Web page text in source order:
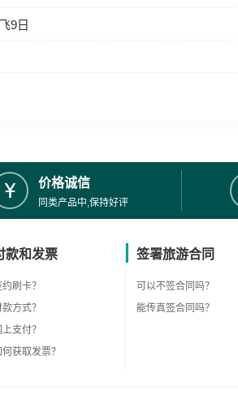
9日
价格诚信
同类产品中,保持好评
款和发票
刷卡？
方式？
支付？
何获取发票？
签署旅游合同
可以不签合同吗？
能传真签合同吗？